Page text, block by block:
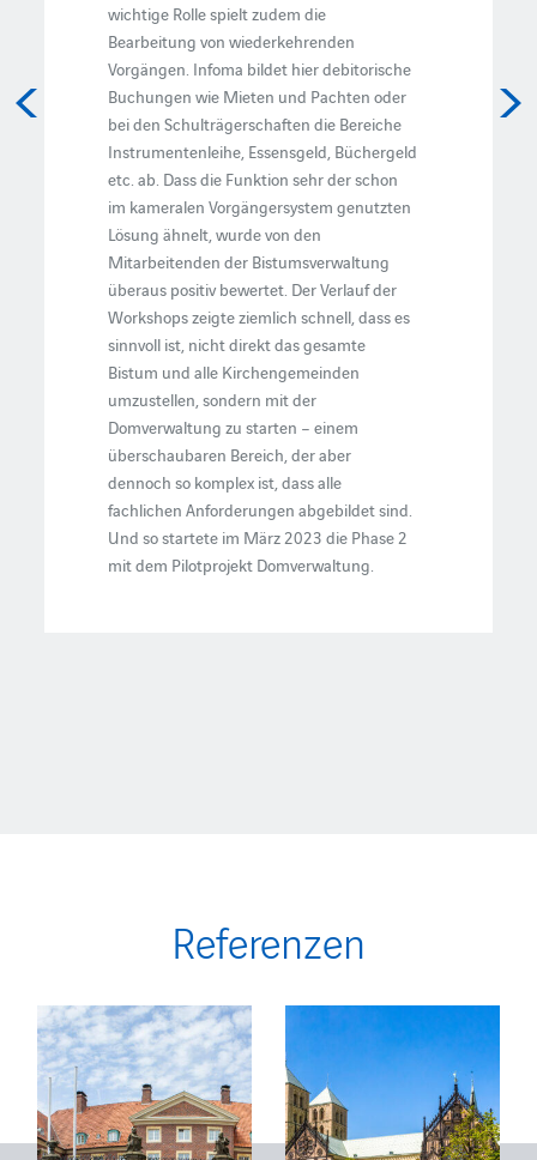
wichtige Rolle spielt zudem die
Bearbeitung von wiederkehrenden
Vorgängen. Infoma bildet hier debitorische
Buchungen wie Mieten und Pachten oder
bei den Schulträgerschaften die Bereiche
Instrumentenleihe, Essensgeld, Büchergeld
etc. ab. Dass die Funktion sehr der schon
im kameralen Vorgängersystem genutzten
Lösung ähnelt, wurde von den
Mitarbeitenden der Bistumsverwaltung
überaus positiv bewertet. Der Verlauf der
Workshops zeigte ziemlich schnell, dass es
sinnvoll ist, nicht direkt das gesamte
Bistum und alle Kirchengemeinden
umzustellen, sondern mit der
Domverwaltung zu starten – einem
überschaubaren Bereich, der aber
dennoch so komplex ist, dass alle
fachlichen Anforderungen abgebildet sind.
Und so startete im März 2023 die Phase 2
mit dem Pilotprojekt Domverwaltung.
Referenzen